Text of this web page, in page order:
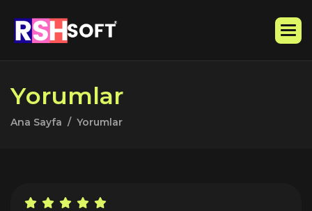
Yorumlar
Ana Sayfa Yorumlar